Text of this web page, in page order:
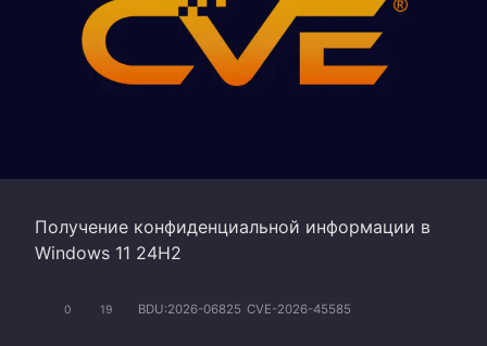
Получение конфиденциальной информации в
Windows 11 24H2
0 19 BDU:2026-06825 CVE-2026-45585